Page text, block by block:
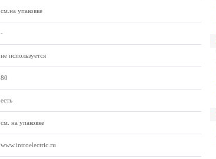
см.на упаковке
-
не используется
80
есть
см. на упаковке
www.introelectric.ru